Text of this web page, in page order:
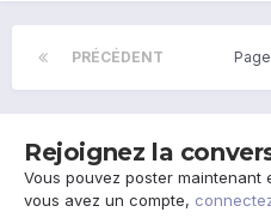
PRÉCÉDENT
Rejoignez la
Vous pouvez poster maintenant
vous avez un compte,